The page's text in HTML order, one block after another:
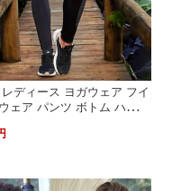
ディース ヨガウェア フイ
ェア パンツ ボトム ハイウ
脚 美尻 スポーツウェア 10
ェア ランニング スパッツ